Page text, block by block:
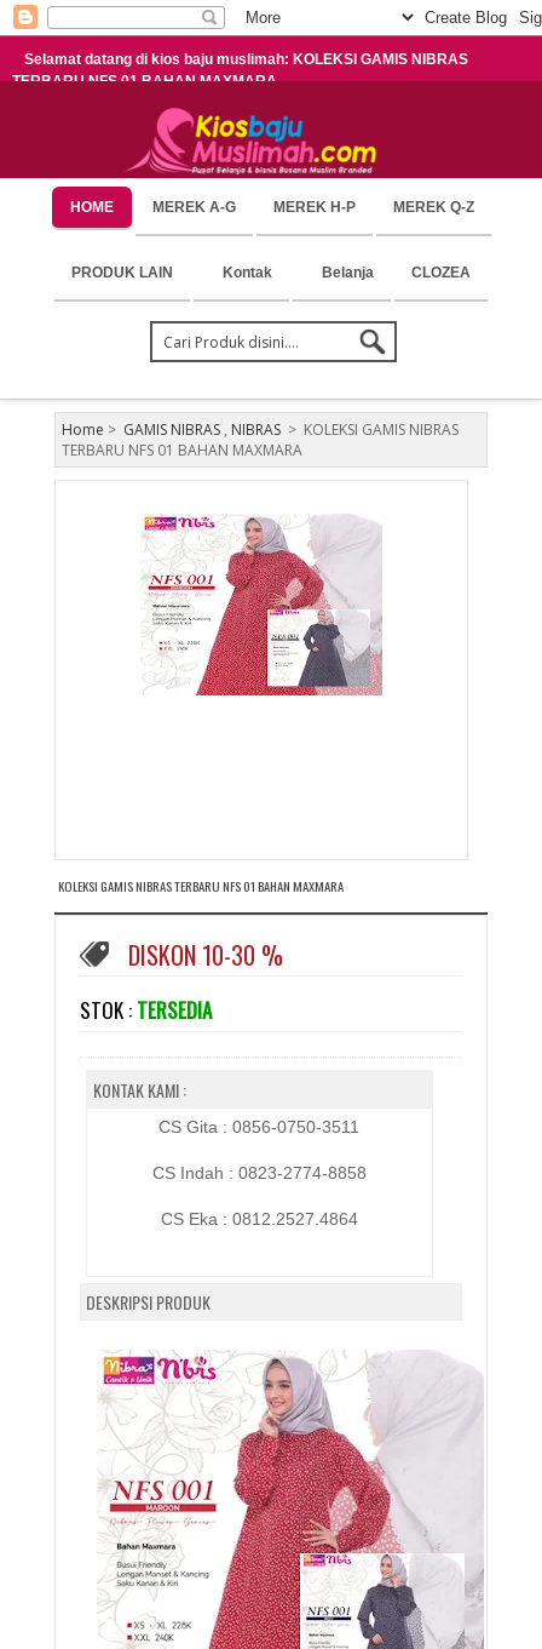
Selamat datang di kios baju muslimah: KOLEKSI GAMIS NIBRAS
TERBARU NFS 01 BAHAN MAXMARA
HOME MEREK A-G MEREK H-P MEREK Q-Z
PRODUK LAIN Kontak Belanja CLOZEA
Home > GAMIS NIBRAS, NIBRAS > KOLEKSI GAMIS NIBRAS
TERBARU NFS 01 BAHAN MAXMARA
KOLEKSI GAMIS NIBRAS TERBARU NFS 01 BAHAN MAXMARA
DISKON 10-30 %
STOK : TERSEDIA
KONTAK KAMI :
CS Gita : 0856-0750-3511
CS Indah : 0823-2774-8858
CS Eka : 0812.2527.4864
DESKRIPSI PRODUK